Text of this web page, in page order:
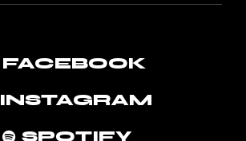
FACEBOOK
INSTAGRAM
SPOTIFY